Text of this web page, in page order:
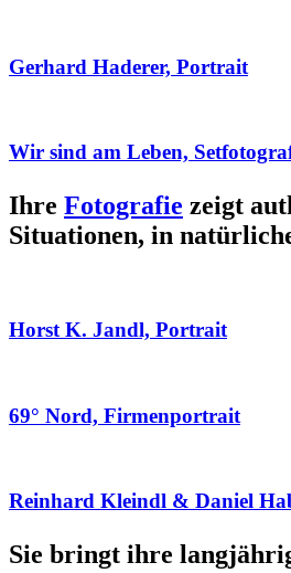
Gerhard Haderer, Portrait
Wir sind am Leben,
Ihre Fotografie zeigt
Situationen, in
Horst K. Jandl, Portrait
69° Nord, Firmenportrait
Reinhard Kleindl & Daniel
Sie bringt ihre